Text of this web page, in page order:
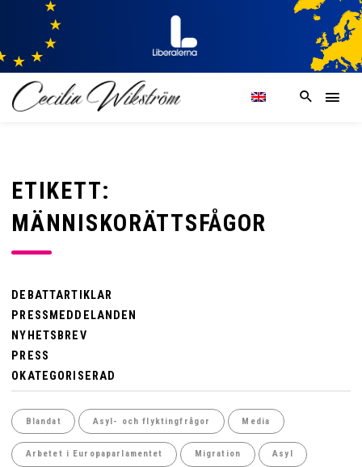
ETIKETT:
MÄNNISKORÄTTSFÅGOR
DEBATTARTIKLAR
PRESSMEDDELANDEN
NYHETSBREV
PRESS
OKATEGORISERAD
Blandat Asyl- och flyktingfrågor Media
Arbetet i Europaparlamentet Migration Asyl